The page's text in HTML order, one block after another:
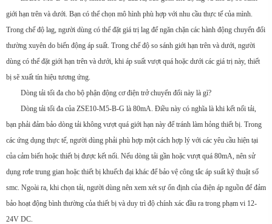
giới hạn trên và dưới. Bạn có thể chọn mô hình phù hợp với nhu cầu thực tế của mình.
Trong chế độ lag, người dùng có thể đặt giá trị lag để ngăn chặn các hành động chuyển đổi
thường xuyên do biến động áp suất. Trong chế độ so sánh giới hạn trên và dưới, người
dùng có thể đặt giới hạn trên và dưới, khi áp suất vượt quá hoặc dưới các giá trị này, thiết
bị sẽ xuất tín hiệu tương ứng.
Dòng tải tối đa cho bộ phận động cơ điện trở chuyển đổi này là gì?
Dòng tải tối đa của ZSE10-M5-B-G là 80mA. Điều này có nghĩa là khi kết nối tải,
bạn phải đảm bảo dòng tải không vượt quá giới hạn này để tránh làm hỏng thiết bị. Trong
các ứng dụng thực tế, người dùng phải phù hợp một cách hợp lý với các yêu cầu hiện tại
của cảm biến hoặc thiết bị được kết nối. Nếu dòng tải gần hoặc vượt quá 80mA, nên sử
dụng rơle trung gian hoặc thiết bị khuếch đại khác để bảo vệ công tắc áp suất kỹ thuật số
smc. Ngoài ra, khi chọn tải, người dùng nên xem xét sự ổn định của điện áp nguồn để đảm
bảo hoạt động bình thường của thiết bị và duy trì độ chính xác đầu ra trong phạm vi 12-
24V DC.